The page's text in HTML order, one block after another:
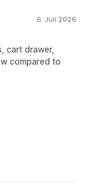
6. Juli 2026
cart drawer,
compared to